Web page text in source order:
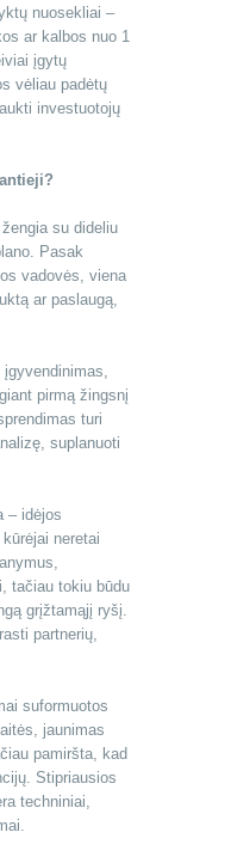
nuosekliai –
ar kalbos nuo 1
įgytų
vėliau padėtų
investuotojų
su dideliu
Pasak
vadovės, viena
ar paslaugą,
pirmą žingsnį
turi
suplanuoti
– idėjos
neretai
tačiau tokiu būdu
grįžtamąjį ryšį.
partnerių,
suformuotos
jaunimas
pamiršta, kad
Stipriausios
techniniai,